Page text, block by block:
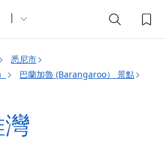
悉尼市
巴蘭加魯 (Barangaroo） 景點
灣